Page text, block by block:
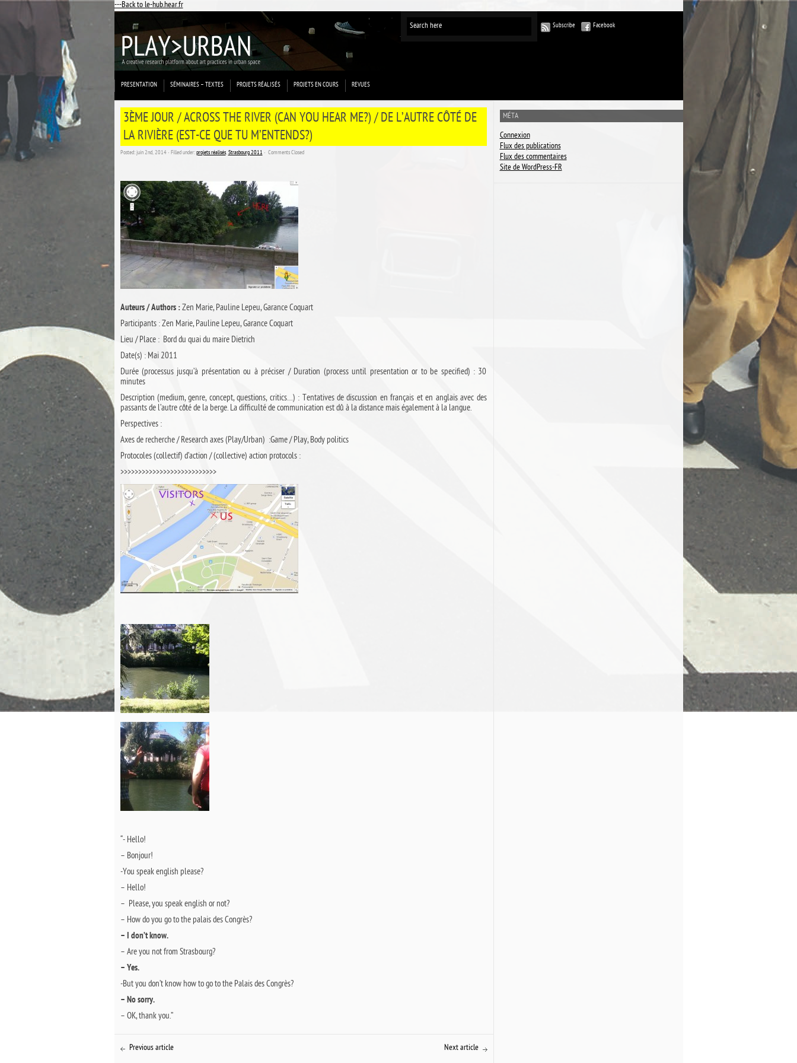
---Back to le-hub.hear.fr
Subscribe Facebook
PRESENTATION SÉMINAIRES – TEXTES PROJETS RÉALISÉS PROJETS EN COURS REVUES
MÉTA
Connexion
Flux des publications
Flux des commentaires
Site de WordPress-FR
3ÈME JOUR / ACROSS THE RIVER (CAN YOU HEAR ME?) / DE L’AUTRE CÔTÉ DE
LA RIVIÈRE (EST-CE QUE TU M’ENTENDS?)
Posted: juin 2nd, 2014 ˑ Filled under:projets réalisés,Strasbourg 2011 ˑ Comments Closed
Auteurs / Authors :Zen Marie, Pauline Lepeu, Garance Coquart
Participants : Zen Marie, Pauline Lepeu, Garance Coquart
Lieu / Place : Bord du quai du maire Dietrich
Date(s) : Mai 2011
Durée (processus jusqu’à présentation ou à préciser / Duration (process until presentation or to be specified) : 30
minutes
Description (medium, genre, concept, questions, critics…) : Tentatives de discussion en français et en anglais avec des
passants de l’autre côté de la berge. La difficulté de communication est dû à la distance mais également à la langue.
Perspectives :
Axes de recherche / Research axes (Play/Urban) :Game / Play, Body politics
Protocoles (collectif) d’action / (collective) action protocols :
>>>>>>>>>>>>>>>>>>>>>>>>>>>
“- Hello!
– Bonjour!
-You speak english please?
– Hello!
– Please, you speak english or not?
– How do you go to the palais des Congrès?
– I don’t know.
– Are you not from Strasbourg?
– Yes.
-But you don’t know how to go to the Palais des Congrès?
– No sorry.
– OK, thank you.”
Previous article Next article